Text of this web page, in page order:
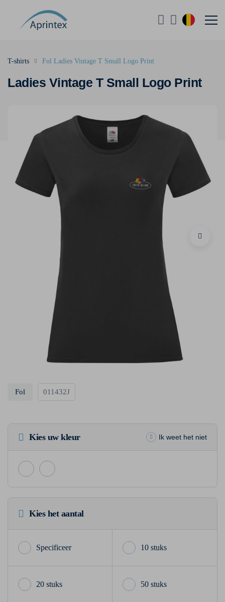
Ladies Vintage T Small Logo Print
T-shirts Fol Ladies Vintage T Small Logo Print
Fol 011432J
Kies uw kleur Ik weet het niet
Kies het aantal
10 stuks
20 stuks 50 stuks